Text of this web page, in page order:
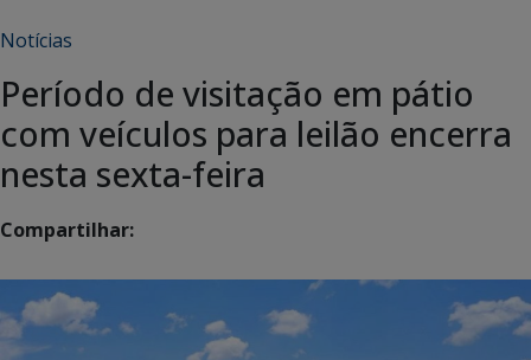
Notícias
Período de visitação em pátio
com veículos para leilão encerra
nesta sexta-feira
Compartilhar: